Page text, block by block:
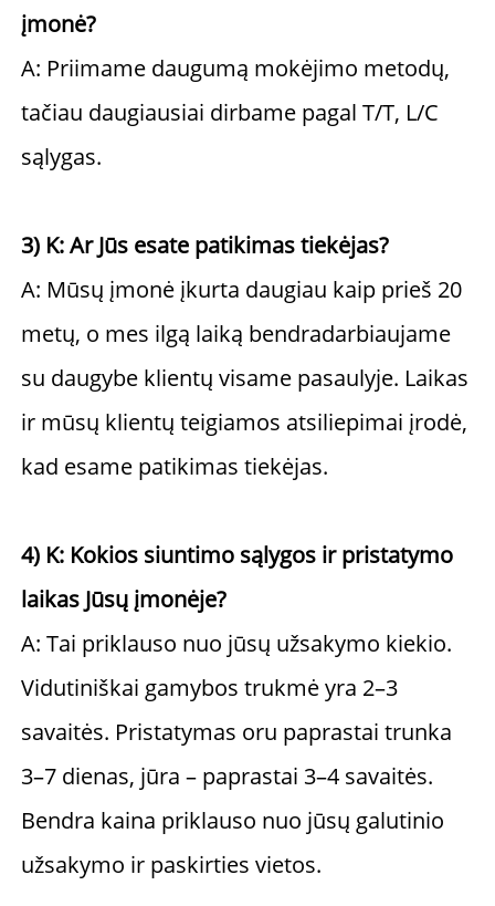
įmonė?
A: Priimame daugumą mokėjimo metodų,
tačiau daugiausiai dirbame pagal T/T, L/C
sąlygas.
3) K: Ar Jūs esate patikimas tiekėjas?
A: Mūsų įmonė įkurta daugiau kaip prieš 20
metų, o mes ilgą laiką bendradarbiaujame
su daugybe klientų visame pasaulyje. Laikas
ir mūsų klientų teigiamos atsiliepimai įrodė,
kad esame patikimas tiekėjas.
4) K: Kokios siuntimo sąlygos ir pristatymo
laikas Jūsų įmonėje?
A: Tai priklauso nuo jūsų užsakymo kiekio.
Vidutiniškai gamybos trukmė yra 2–3
savaitės. Pristatymas oru paprastai trunka
3–7 dienas, jūra – paprastai 3–4 savaitės.
Bendra kaina priklauso nuo jūsų galutinio
užsakymo ir paskirties vietos.